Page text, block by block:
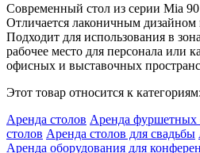
Современный стол из серии Mia
Отличается лаконичным
Подходит для использования в
рабочее место для персонала или
офисных и выставочных
Этот товар относится к категориям:
Аренда столов Аренда фуршетных
столов Аренда столов для свадьбы
Аренда оборудования для